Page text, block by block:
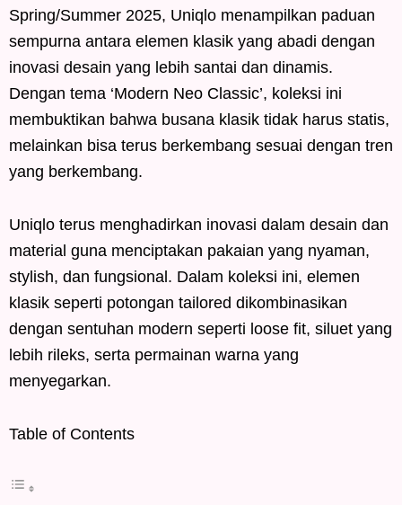
Spring/Summer 2025, Uniqlo menampilkan paduan
sempurna antara elemen klasik yang abadi dengan
inovasi desain yang lebih santai dan dinamis.
Dengan tema ‘Modern Neo Classic’, koleksi ini
membuktikan bahwa busana klasik tidak harus statis,
melainkan bisa terus berkembang sesuai dengan tren
yang berkembang.
Uniqlo terus menghadirkan inovasi dalam desain dan
material guna menciptakan pakaian yang nyaman,
stylish, dan fungsional. Dalam koleksi ini, elemen
klasik seperti potongan tailored dikombinasikan
dengan sentuhan modern seperti loose fit, siluet yang
lebih rileks, serta permainan warna yang
menyegarkan.
Table of Contents